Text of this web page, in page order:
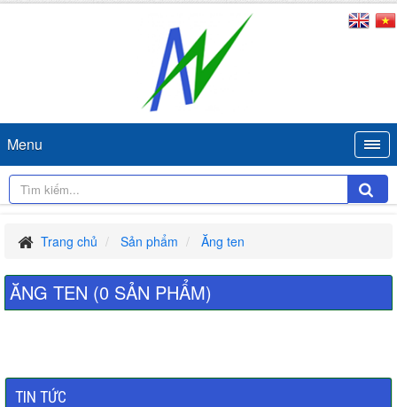
Menu
Trang chủ Sản phẩm Ăng ten
ĂNG TEN (0 SẢN PHẨM)
TIN TỨC